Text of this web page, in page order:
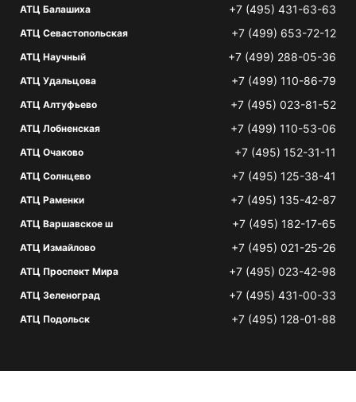
АТЦ Балашиха +7 (495) 431-63-63
АТЦ Севастопольская +7 (499) 653-72-12
АТЦ Научный +7 (499) 288-05-36
АТЦ Удальцова +7 (499) 110-86-79
АТЦ Алтуфьево +7 (495) 023-81-52
АТЦ Лобненская +7 (499) 110-53-06
АТЦ Очаково +7 (495) 152-31-11
АТЦ Солнцево +7 (495) 125-38-41
АТЦ Раменки +7 (495) 135-42-87
АТЦ Варшавское ш +7 (495) 182-17-65
АТЦ Измайлово +7 (495) 021-25-26
АТЦ Проспект Мира +7 (495) 023-42-98
АТЦ Зеленоград +7 (495) 431-00-33
АТЦ Подольск +7 (495) 128-01-88